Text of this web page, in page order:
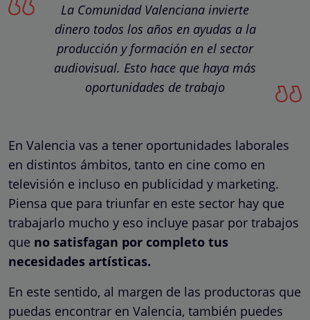
La Comunidad Valenciana invierte
dinero todos los años en ayudas a la
producción y formación en el sector
audiovisual. Esto hace que haya más
oportunidades de trabajo
En Valencia vas a tener oportunidades laborales
en distintos ámbitos, tanto en cine como en
televisión e incluso en publicidad y marketing.
Piensa que para triunfar en este sector hay que
trabajarlo mucho y eso incluye pasar por trabajos
que no satisfagan por completo tus
necesidades artísticas.
En este sentido, al margen de las productoras que
puedas encontrar en Valencia, también puedes